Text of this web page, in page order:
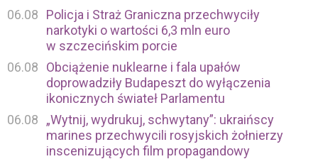
06.08
Policja i Straż Graniczna przechwyciły
narkotyki o wartości 6,3 mln euro
w szczecińskim porcie
06.08
Obciążenie nuklearne i fala upałów
doprowadziły Budapeszt do wyłączenia
ikonicznych świateł Parlamentu
06.08
„Wytnij, wydrukuj, schwytany”: ukraińscy
marines przechwycili rosyjskich żołnierzy
inscenizujących film propagandowy